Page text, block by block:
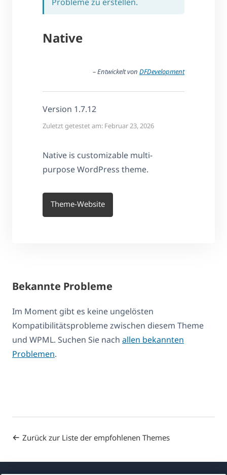
Native
– Entwickelt von DFDevelopment
Version 1.7.12
Zuletzt getestet am: Februar 23, 2026
Native is customizable multi-
purpose WordPress theme.
Theme-Website
Bekannte Probleme
Im Moment gibt es keine ungelösten
Kompatibilitätsprobleme zwischen diesem Theme
und WPML. Suchen Sie nach allen bekannten
Problemen.
Zurück zur Liste der empfohlenen Themes